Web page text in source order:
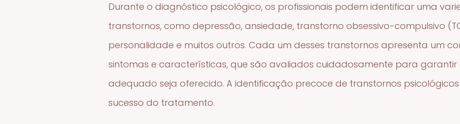
Durante o diagnóstico psicológico, os profissionais podem identificar uma
transtornos, como depressão, ansiedade, transtorno obsessivo-compulsivo
personalidade e muitos outros. Cada um desses transtornos apresenta um
sintomas e características, que são avaliados cuidadosamente para
adequado seja oferecido. A identificação precoce de transtornos
sucesso do tratamento.